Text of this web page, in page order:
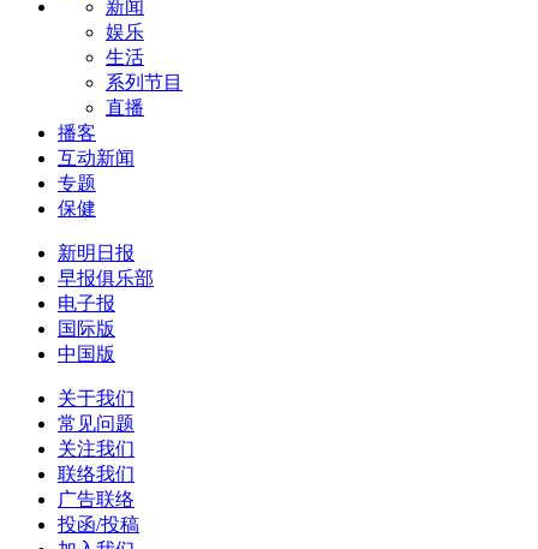
新闻
娱乐
生活
系列节目
直播
播客
互动新闻
专题
保健
新明日报
早报俱乐部
电子报
国际版
中国版
关于我们
常见问题
关注我们
联络我们
广告联络
投函/投稿